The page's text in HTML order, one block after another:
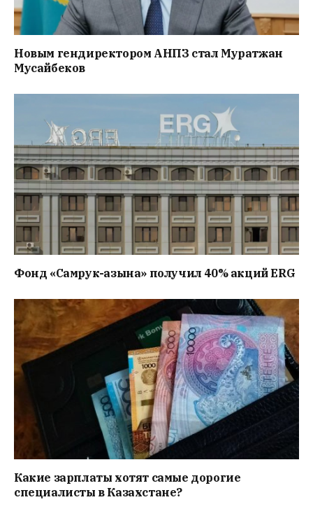
Новым гендиректором АНПЗ стал Муратжан
Мусайбеков
Фонд «Самрук-Қазына» получил 40% акций ERG
Какие зарплаты хотят самые дорогие
специалисты в Казахстане?